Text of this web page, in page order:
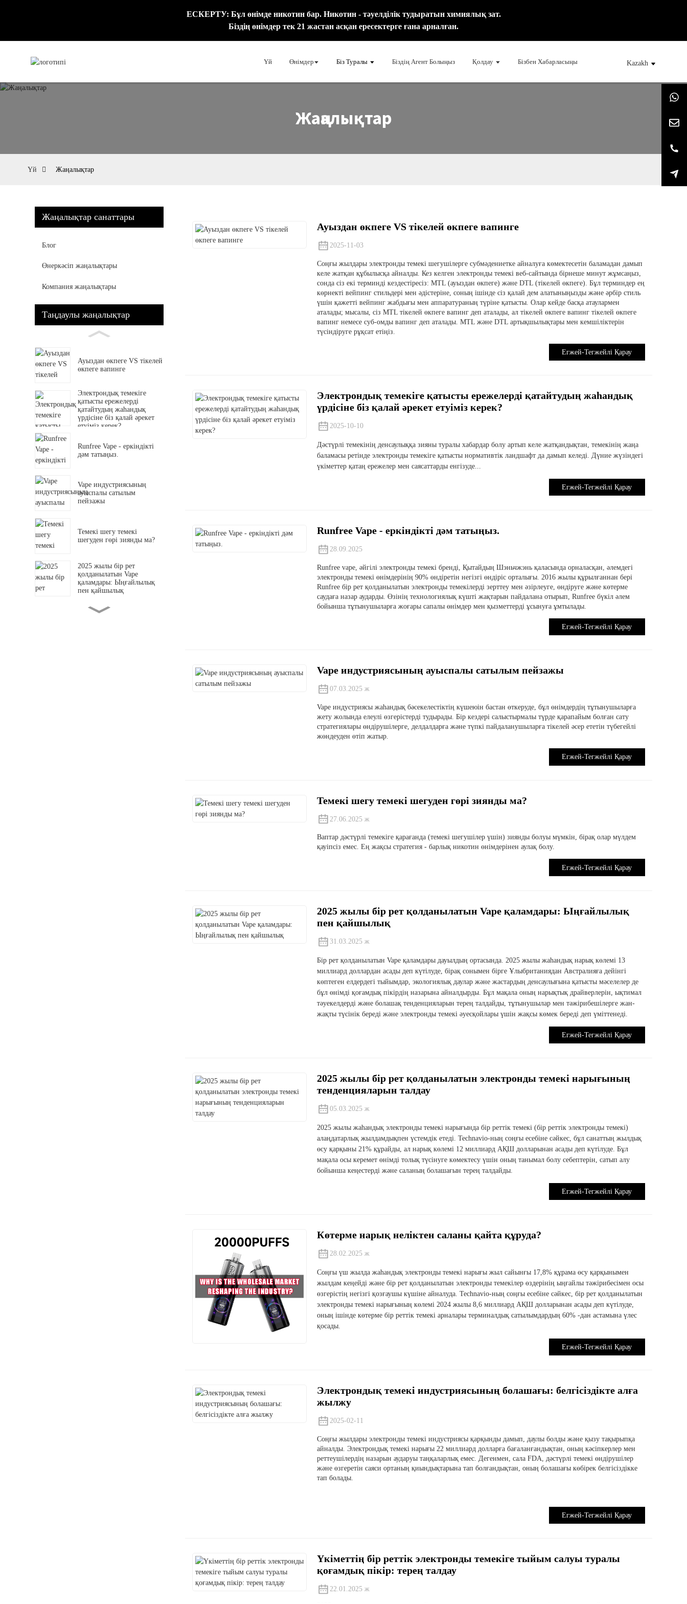
ЕСКЕРТУ: Бұл өнімде никотин бар. Никотин - тәуелділік тудыратын химиялық зат.
Біздің өнімдер тек 21 жастан асқан ересектерге ғана арналған.
Үй Өнімдер Біз Туралы Біздің Агент Болыңыз Қолдау Бізбен Хабарласыңы Kazakh
Жаңалықтар
Үй Жаңалықтар
Жаңалықтар санаттары
Блог
Өнеркәсіп жаңалықтары
Компания жаңалықтары
Таңдаулы жаңалықтар
Ауыздан өкпеге VS тікелей
өкпеге вапинге
Электрондық темекіге
қатысты ережелерді
қатайтудың жаһандық
үрдісіне біз қалай әрекет
етуіміз керек?
Runfree Vape - еркіндікті
дәм татыңыз.
Vape индустриясының
ауыспалы сатылым
пейзажы
Темекі шегу темекі
шегуден гөрі зиянды ма?
2025 жылы бір рет
қолданылатын Vape
қаламдары: Ыңғайлылық
пен қайшылық
2025 жылы бір рет
Ауыздан өкпеге VS тікелей өкпеге вапинге
2025-11-03
Соңғы жылдары электронды темекі шегушілерге субмәдениетке айналуға көмектесетін баламадан дамып
келе жатқан құбылысқа айналды. Кез келген электронды темекі веб-сайтында бірнеше минут жұмсаңыз,
сонда сіз екі терминді кездестіресіз: MTL (ауыздан өкпеге) және DTL (тікелей өкпеге). Бұл терминдер ең
көрнекті вейпинг стильдері мен әдістеріне, соның ішінде сіз қалай дем алатыныңызды және әрбір стиль
үшін қажетті вейпинг жабдығы мен аппаратураның түріне қатысты. Олар кейде басқа атаулармен
аталады; мысалы, сіз MTL тікелей өкпеге вапинг деп аталады, ал тікелей өкпеге вапинг тікелей өкпеге
вапинг немесе суб-омды вапинг деп аталады. MTL және DTL артықшылықтары мен кемшіліктерін
түсіндіруге рұқсат етіңіз.
Егжей-Тегжейлі Қарау
Электрондық темекіге қатысты ережелерді қатайтудың жаһандық
үрдісіне біз қалай әрекет етуіміз керек?
2025-10-10
Дәстүрлі темекінің денсаулыққа зияны туралы хабардар болу артып келе жатқандықтан, темекінің жаңа
баламасы ретінде электронды темекіге қатысты нормативтік ландшафт да дамып келеді. Дүние жүзіндегі
үкіметтер қатаң ережелер мен саясаттарды енгізуде...
Егжей-Тегжейлі Қарау
Runfree Vape - еркіндікті дәм татыңыз.
28.09.2025
Runfree vape, әйгілі электронды темекі бренді, Қытайдың Шэньчжэнь қаласында орналасқан, әлемдегі
электронды темекі өнімдерінің 90% өндіретін негізгі өндіріс орталығы. 2016 жылы құрылғаннан бері
Runfree бір рет қолданылатын электронды темекілерді зерттеу мен әзірлеуге, өндіруге және көтерме
саудаға назар аударды. Өзінің технологиялық күшті жақтарын пайдалана отырып, Runfree бүкіл әлем
бойынша тұтынушыларға жоғары сапалы өнімдер мен қызметтерді ұсынуға ұмтылады.
Егжей-Тегжейлі Қарау
Vape индустриясының ауыспалы сатылым пейзажы
07.03.2025 ж
Vape индустриясы жаһандық бәсекелестіктің күшеюін бастан өткеруде, бұл өнімдердің тұтынушыларға
жету жолында елеулі өзгерістерді тудырады. Бір кездері салыстырмалы түрде қарапайым болған сату
стратегиялары өндірушілерге, делдалдарға және түпкі пайдаланушыларға тікелей әсер ететін түбегейлі
жөндеуден өтіп жатыр.
Егжей-Тегжейлі Қарау
Темекі шегу темекі шегуден гөрі зиянды ма?
27.06.2025 ж
Ваптар дәстүрлі темекіге қарағанда (темекі шегушілер үшін) зиянды болуы мүмкін, бірақ олар мүлдем
қауіпсіз емес. Ең жақсы стратегия - барлық никотин өнімдерінен аулақ болу.
Егжей-Тегжейлі Қарау
2025 жылы бір рет қолданылатын Vape қаламдары: Ыңғайлылық
пен қайшылық
31.03.2025 ж
Бір рет қолданылатын Vape қаламдары дауылдың ортасында. 2025 жылы жаһандық нарық көлемі 13
миллиард доллардан асады деп күтілуде, бірақ сонымен бірге Ұлыбританиядан Австралияға дейінгі
көптеген елдердегі тыйымдар, экологиялық даулар және жастардың денсаулығына қатысты мәселелер де
бұл өнімді қоғамдық пікірдің назарына айналдырды. Бұл мақала оның нарықтық драйверлерін, ықтимал
тәуекелдерді және болашақ тенденцияларын терең талдайды, тұтынушылар мен тәжірибешілерге жан-
жақты түсінік береді және электронды темекі әуесқойлары үшін жақсы көмек береді деп үміттенеді.
Егжей-Тегжейлі Қарау
2025 жылы бір рет қолданылатын электронды темекі нарығының
тенденцияларын талдау
05.03.2025 ж
2025 жылы жаһандық электронды темекі нарығында бір реттік темекі (бір реттік электронды темекі)
алаңдатарлық жылдамдықпен үстемдік етеді. Technavio-ның соңғы есебіне сәйкес, бұл санаттың жылдық
өсу қарқыны 21% құрайды, ал нарық көлемі 12 миллиард АҚШ долларынан асады деп күтілуде. Бұл
мақала осы керемет өнімді толық түсінуге көмектесу үшін оның танымал болу себептерін, сатып алу
бойынша кеңестерді және саланың болашағын терең талдайды.
Егжей-Тегжейлі Қарау
Көтерме нарық неліктен саланы қайта құруда?
28.02.2025 ж
Соңғы үш жылда жаһандық электронды темекі нарығы жыл сайынғы 17,8% құрама өсу қарқынымен
жылдам кеңейді және бір рет қолданылатын электронды темекілер өздерінің ыңғайлы тәжірибесімен осы
өзгерістің негізгі қозғаушы күшіне айналуда. Technavio-ның соңғы есебіне сәйкес, бір рет қолданылатын
электронды темекі нарығының көлемі 2024 жылы 8,6 миллиард АҚШ долларынан асады деп күтілуде,
оның ішінде көтерме бір реттік темекі арналары терминалдық сатылымдардың 60% -дан астамына үлес
қосады.
Егжей-Тегжейлі Қарау
Электрондық темекі индустриясының болашағы: белгісіздікте алға
жылжу
2025-02-11
Соңғы жылдары электронды темекі индустриясы қарқынды дамып, даулы болды және қызу тақырыпқа
айналды. Электрондық темекі нарығы 22 миллиард долларға бағаланғандықтан, оның кәсіпкерлер мен
реттеушілердің назарын аударуы таңқаларлық емес. Дегенмен, сала FDA, дәстүрлі темекі өндірушілер
және өзгеретін саяси ортаның қиындықтарына тап болғандықтан, оның болашағы көбірек белгісіздікке
тап болады.
Егжей-Тегжейлі Қарау
Үкіметтің бір реттік электронды темекіге тыйым салуы туралы
қоғамдық пікір: терең талдау
22.01.2025 ж